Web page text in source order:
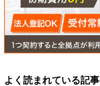
よく読まれている記事